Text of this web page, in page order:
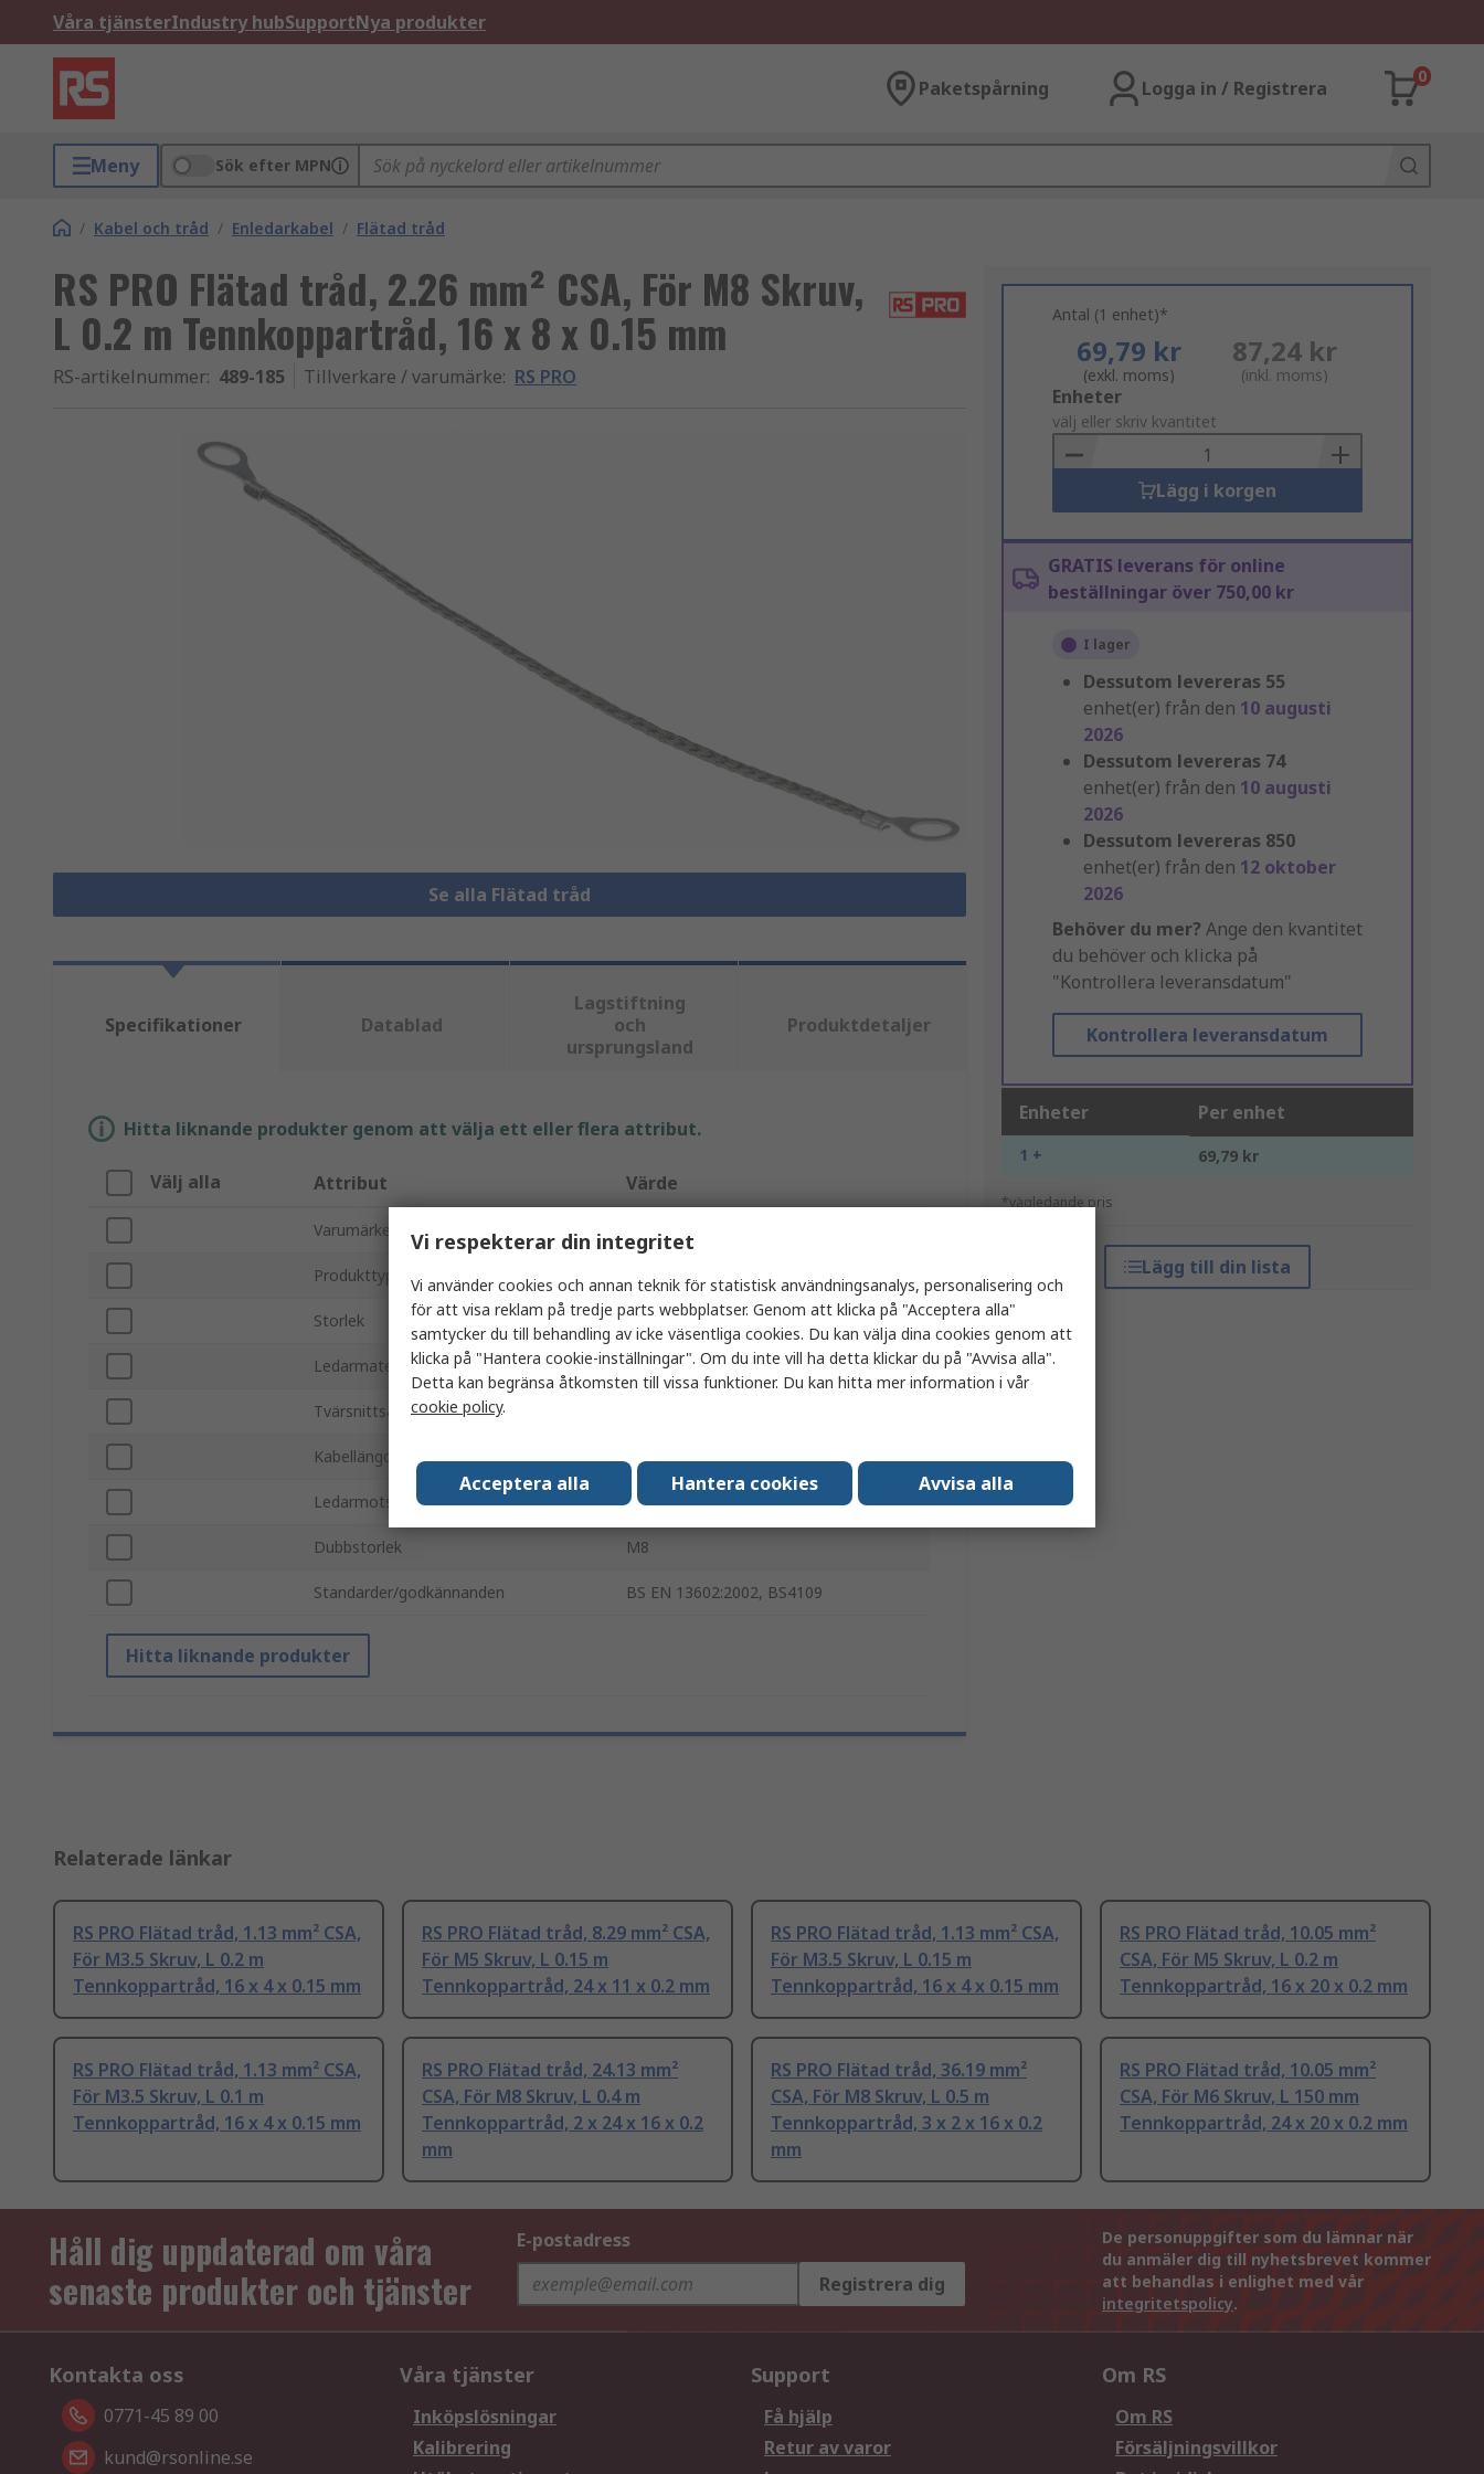
Våra tjänsterIndustry hubSupportNya produkter
Paketspårning Logga in / Registrera
0
Meny Sök efter MPN
/ Kabel och tråd / Enledarkabel / Flätad tråd
RS PRO Flätad tråd, 2.26 mm² CSA, För M8 Skruv,
L 0.2 m Tennkoppartråd, 16 x 8 x 0.15 mm
RS-artikelnummer: 489-185 Tillverkare / varumärke: RS PRO
Se alla Flätad tråd
Antal (1 enhet)*
69,79 kr
(exkl. moms)
87,24 kr
(inkl. moms)
Add
to
Basket
Enheter
välj eller skriv kvantitet
Lägg i korgen
GRATIS leverans för online
beställningar över 750,00 kr
I lager
Dessutom levereras 55
enhet(er) från den 10 augusti
2026
Dessutom levereras 74
enhet(er) från den 10 augusti
2026
Dessutom levereras 850
enhet(er) från den 12 oktober
2026
Behöver du mer? Ange den kvantitet
du behöver och klicka på
"Kontrollera leveransdatum"
Kontrollera leveransdatum
Enheter Per enhet
1 + 69,79 kr
*vägledande pris
Lägg till din lista
Specifikationer Datablad
Lagstiftning
och
ursprungsland
Produktdetaljer
Hitta liknande produkter genom att välja ett eller flera attribut.
Välj alla Attribut Värde
Varumärke RS PRO
Produkttyp Flätad tråd
Storlek 16 x 8 x 0.15 mm
Ledarmaterial Tennkoppartråd
Tvärsnittsarea
Kabellängd 0.2m
Ledarmotstånd 7830Ω/km
Dubbstorlek M8
Standarder/godkännanden BS EN 13602:2002, BS4109
Hitta liknande produkter
Relaterade länkar
RS PRO Flätad tråd, 1.13 mm² CSA,
För M3.5 Skruv, L 0.2 m
Tennkoppartråd, 16 x 4 x 0.15 mm
RS PRO Flätad tråd, 8.29 mm² CSA,
För M5 Skruv, L 0.15 m
Tennkoppartråd, 24 x 11 x 0.2 mm
RS PRO Flätad tråd, 1.13 mm² CSA,
För M3.5 Skruv, L 0.15 m
Tennkoppartråd, 16 x 4 x 0.15 mm
RS PRO Flätad tråd, 10.05 mm²
CSA, För M5 Skruv, L 0.2 m
Tennkoppartråd, 16 x 20 x 0.2 mm
RS PRO Flätad tråd, 1.13 mm² CSA,
För M3.5 Skruv, L 0.1 m
Tennkoppartråd, 16 x 4 x 0.15 mm
RS PRO Flätad tråd, 24.13 mm²
CSA, För M8 Skruv, L 0.4 m
Tennkoppartråd, 2 x 24 x 16 x 0.2
mm
RS PRO Flätad tråd, 36.19 mm²
CSA, För M8 Skruv, L 0.5 m
Tennkoppartråd, 3 x 2 x 16 x 0.2
mm
RS PRO Flätad tråd, 10.05 mm²
CSA, För M6 Skruv, L 150 mm
Tennkoppartråd, 24 x 20 x 0.2 mm
Håll dig uppdaterad om våra
senaste produkter och tjänster
E-postadress
Registrera dig
De personuppgifter som du lämnar när
du anmäler dig till nyhetsbrevet kommer
att behandlas i enlighet med vår
integritetspolicy.
Kontakta oss
0771-45 89 00
kund@rsonline.se
Våra tjänster
Inköpslösningar
Kalibrering
Support
Få hjälp
Retur av varor
Om RS
Om RS
Försäljningsvillkor
Vi respekterar din integritet
Vi använder cookies och annan teknik för statistisk användningsanalys, personalisering och
för att visa reklam på tredje parts webbplatser. Genom att klicka på "Acceptera alla"
samtycker du till behandling av icke väsentliga cookies. Du kan välja dina cookies genom att
klicka på "Hantera cookie-inställningar". Om du inte vill ha detta klickar du på "Avvisa alla".
Detta kan begränsa åtkomsten till vissa funktioner. Du kan hitta mer information i vår
cookie policy.
Acceptera alla Hantera cookies Avvisa alla